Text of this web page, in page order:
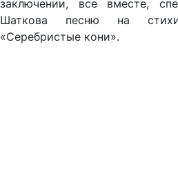
заключении, все вместе,
Шаткова песню на
«Серебристые кони».